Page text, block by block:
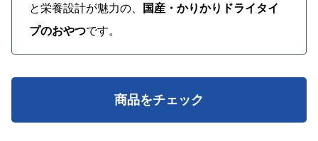
と栄養設計が魅力の、
国産・かりかりドライタイ
プのおやつです。
商品をチェック